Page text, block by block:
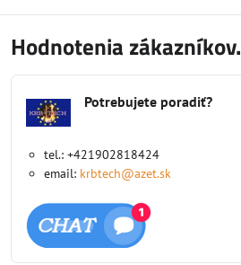
Hodnotenia zákazníkov.
Potrebujete poradiť?
tel.: +421902818424
email: krbtech@azet.sk